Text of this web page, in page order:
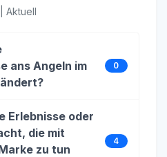
| Aktuell
ans Angeln im
0
Erlebnisse oder
die mit
zu tun
4